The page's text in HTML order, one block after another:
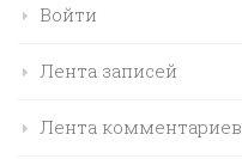
Войти
Лента записей
Лента комментариев